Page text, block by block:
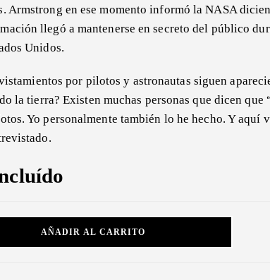
Armstrong en ese momento informó la NASA
llegó a mantenerse en secreto del público
Unidos.
por pilotos y astronautas siguen
la tierra? Existen muchas personas que dicen que
Yo personalmente también lo he hecho. Y aquí
AÑADIR AL CARRITO